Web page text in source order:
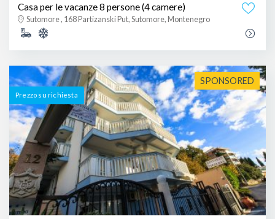
Casa per le vacanze 8 persone (4 camere)
Sutomore , 168 Partizanski Put, Sutomore, Montenegro
SPONSORED
Prezzo su richiesta